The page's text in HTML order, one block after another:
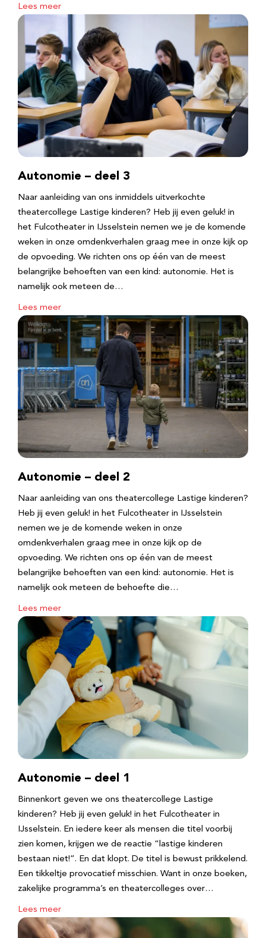
Lees meer
Autonomie – deel 3
Naar aanleiding van ons inmiddels uitverkochte
theatercollege Lastige kinderen? Heb jij even geluk! in
het Fulcotheater in IJsselstein nemen we je de komende
weken in onze omdenkverhalen graag mee in onze kijk op
de opvoeding. We richten ons op één van de meest
belangrijke behoeften van een kind: autonomie. Het is
namelijk ook meteen de…
Lees meer
Autonomie – deel 2
Naar aanleiding van ons theatercollege Lastige kinderen?
Heb jij even geluk! in het Fulcotheater in IJsselstein
nemen we je de komende weken in onze
omdenkverhalen graag mee in onze kijk op de
opvoeding. We richten ons op één van de meest
belangrijke behoeften van een kind: autonomie. Het is
namelijk ook meteen de behoefte die…
Lees meer
Autonomie – deel 1
Binnenkort geven we ons theatercollege Lastige
kinderen? Heb jij even geluk! in het Fulcotheater in
IJsselstein. En iedere keer als mensen die titel voorbij
zien komen, krijgen we de reactie “lastige kinderen
bestaan niet!”. En dat klopt. De titel is bewust prikkelend.
Een tikkeltje provocatief misschien. Want in onze boeken,
zakelijke programma’s en theatercolleges over…
Lees meer